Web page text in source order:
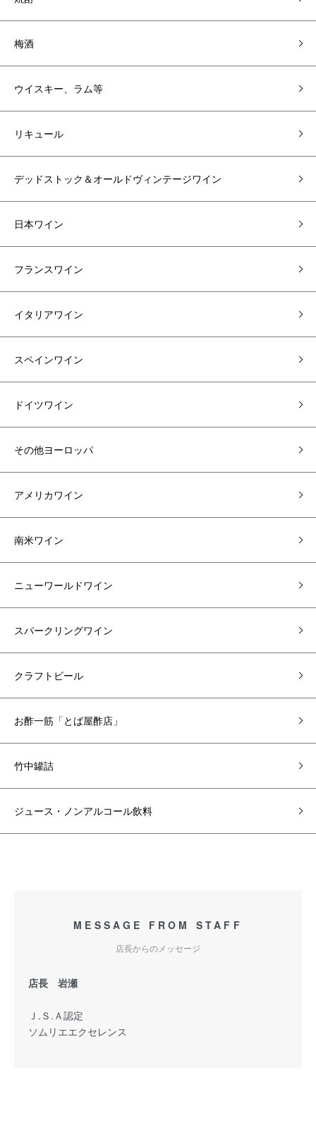
梅酒
ウイスキー、ラム等
リキュール
デッドストック＆オールドヴィンテージワイン
日本ワイン
フランスワイン
イタリアワイン
スペインワイン
ドイツワイン
その他ヨーロッパ
アメリカワイン
南米ワイン
ニューワールドワイン
スパークリングワイン
クラフトビール
お酢一筋「とば屋酢店」
竹中罐詰
ジュース・ノンアルコール飲料
MESSAGE FROM STAFF
店長からのメッセージ
店長 岩瀬
Ｊ.Ｓ.Ａ認定
ソムリエエクセレンス